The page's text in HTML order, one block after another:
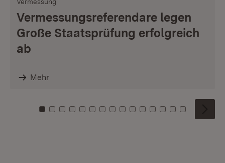
Vermessungsreferendare legen
Große Staatsprüfung erfolgreich
ab
Mehr
Zu Kachel: 0
Zu Kachel: 1
Zu Kachel: 2
Zu Kachel: 3
Zu Kachel: 4
Zu Kachel: 5
Zu Kachel: 6
Zu Kachel: 7
Zu Kachel: 8
Zu Kachel: 9
Zu Kachel: 10
Zu Kachel: 11
Zu Kachel: 12
Zu Kachel:
Zu